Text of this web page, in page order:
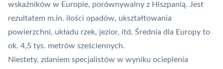
wskaźników w Europie, porównywalny z Hiszpanią. Jest
rezultatem m.in. ilości opadów, ukształtowania
powierzchni, układu rzek, jezior, itd. Średnia dla Europy to
ok. 4,5 tys. metrów sześciennych.
Niestety, zdaniem specjalistów w wyniku ocieplenia